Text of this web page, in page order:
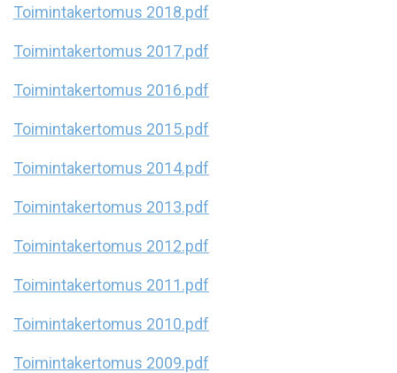
Toimintakertomus 2018.pdf
Toimintakertomus 2017.pdf
Toimintakertomus 2016.pdf
Toimintakertomus 2015.pdf
Toimintakertomus 2014.pdf
Toimintakertomus 2013.pdf
Toimintakertomus 2012.pdf
Toimintakertomus 2011.pdf
Toimintakertomus 2010.pdf
Toimintakertomus 2009.pdf